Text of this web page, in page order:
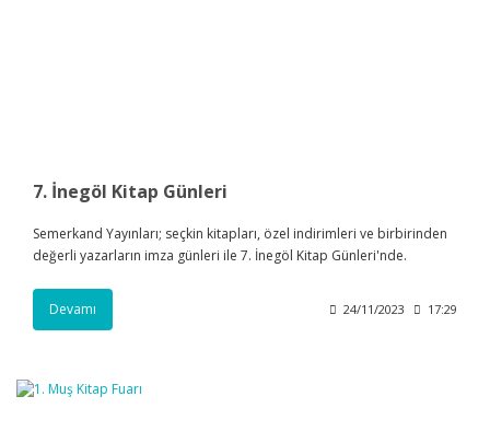
7. İnegöl Kitap Günleri
Semerkand Yayınları; seçkin kitapları, özel indirimleri ve birbirinden
değerli yazarların imza günleri ile 7. İnegöl Kitap Günleri'nde.
Devamı 24/11/2023 17:29